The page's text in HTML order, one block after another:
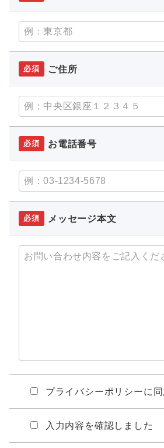
必須 ご住所
必須 お電話番号
必須 メッセージ本文
プライバシーポリシーに
入力内容を確認しました